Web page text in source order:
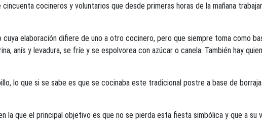
cocineros y voluntarios que desde primeras horas de la mañana
elaboración difiere de uno a otro cocinero, pero que siempre toma como
anís y levadura, se fríe y se espolvorea con azúcar o canela. También hay
lo que si se sabe es que se cocinaba este tradicional postre a base de
la que el principal objetivo es que no se pierda esta fiesta simbólica y que a